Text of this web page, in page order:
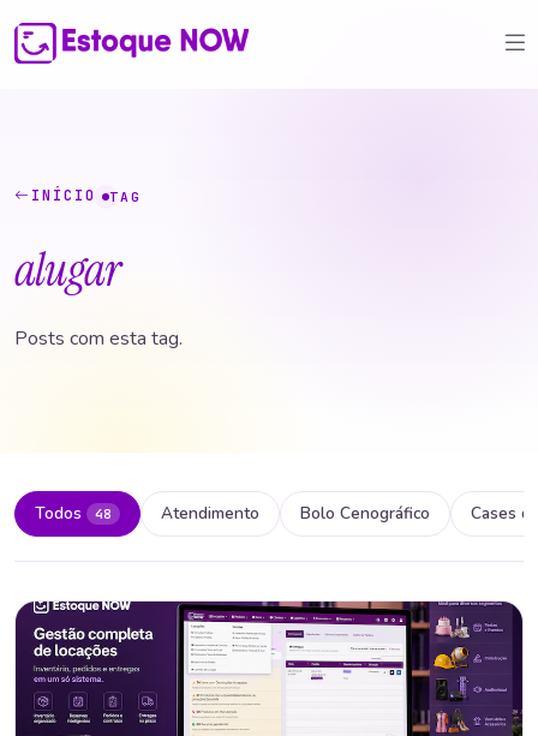
INÍCIO TAG
alugar
Posts com esta tag.
Todos 48 Atendimento Bolo Cenográfico Cases